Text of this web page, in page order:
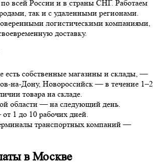
по всей России и в страны СНГ. Работаем
так и с удаленными регионами.
логистическими компаниями,
доставку.
есть собственные магазины и склады, —
на-Дону, Новороссийск — в течение 1–2
товара на складе.
области — на следующий день.
1 до 10 рабочих дней.
транспортных компаний —
в Москве